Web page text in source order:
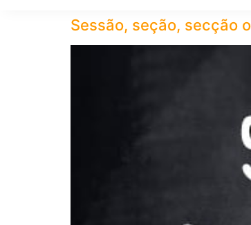
Sessão, seção, secção